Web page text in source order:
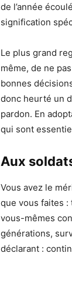
de l’année
signification
Le plus grand
même, de ne
bonnes
donc heurté un
pardon. En
qui sont
Aux
Vous avez le
que vous faites :
vous-mêmes
générations,
déclarant :